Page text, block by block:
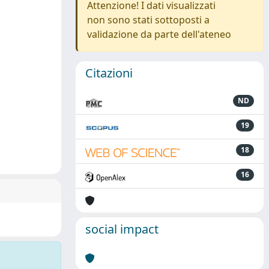
Attenzione! I dati visualizzati
non sono stati sottoposti a
validazione da parte dell'ateneo
Citazioni
ND
19
18
16
social impact